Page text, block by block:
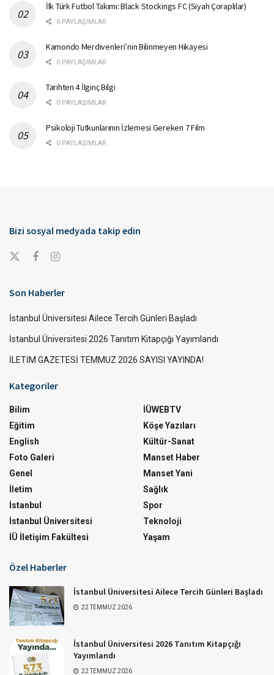
İlk Türk Futbol Takımı: Black Stockings FC (Siyah Çoraplılar)
0 PAYLAŞIMLAR
Kamondo Merdivenleri’nin Bilinmeyen Hikayesi
0 PAYLAŞIMLAR
Tarihten 4 İlginç Bilgi
0 PAYLAŞIMLAR
Psikoloji Tutkunlarının İzlemesi Gereken 7 Film
0 PAYLAŞIMLAR
Bizi sosyal medyada takip edin
Son Haberler
İstanbul Üniversitesi Ailece Tercih Günleri Başladı
İstanbul Üniversitesi 2026 Tanıtım Kitapçığı Yayımlandı
İLETİM GAZETESİ TEMMUZ 2026 SAYISI YAYINDA!
Kategoriler
Bilim
Eğitim
English
Foto Galeri
Genel
İletim
İstanbul
İstanbul Üniversitesi
İÜ İletişim Fakültesi
İÜWEBTV
Köşe Yazıları
Kültür-Sanat
Manset Haber
Manset Yani
Sağlık
Spor
Teknoloji
Yaşam
Özel Haberler
İstanbul Üniversitesi Ailece Tercih Günleri Başladı
22 TEMMUZ 2026
İstanbul Üniversitesi 2026 Tanıtım Kitapçığı
Yayımlandı
22 TEMMUZ 2026